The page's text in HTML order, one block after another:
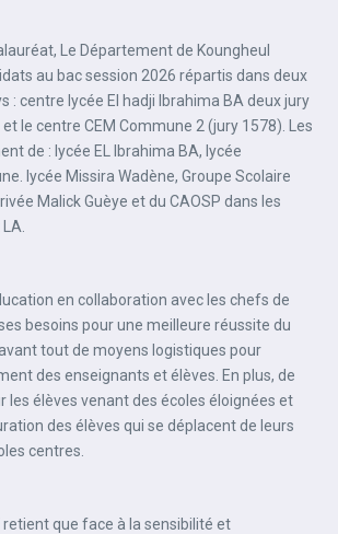
Le Département de Koungheul
au bac session 2026 répartis dans deux
: centre lycée El hadji Ibrahima BA deux jury
le centre CEM Commune 2 (jury 1578). Les
de : lycée EL Ibrahima BA, lycée
lycée Missira Wadène, Groupe Scolaire
Malick Guèye et du CAOSP dans les
en collaboration avec les chefs de
besoins pour une meilleure réussite du
tout de moyens logistiques pour
des enseignants et élèves. En plus, de
les élèves venant des écoles éloignées et
des élèves qui se déplacent de leurs
centres.
retient que face à la sensibilité et